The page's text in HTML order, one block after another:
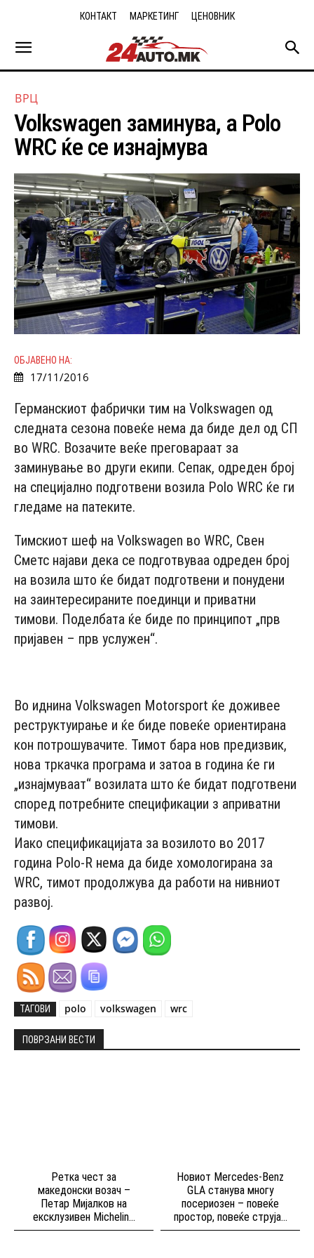
КОНТАКТ МАРКЕТИНГ ЦЕНОВНИК
ВРЦ
Volkswagen заминува, a Polo
WRC ќе се изнајмува
ОБЈАВЕНО НА:
17/11/2016
Германскиот фабрички тим на Volkswagen од
следната сезона повеќе нема да биде дел од СП
во WRC. Возачите веќе преговараат за
заминување во други екипи. Сепак, одреден број
на специјално подготвени возила Polo WRC ќе ги
гледаме на патеките.
Тимскиот шеф на Volkswagen во WRC, Свен
Сметс најави дека се подготвуваа одреден број
на возила што ќе бидат подготвени и понудени
на заинтересираните поединци и приватни
тимови. Поделбата ќе биде по принципот „прв
пријавен – прв услужен“.
Во иднина Volkswagen Motorsport ќе доживее
реструктуирање и ќе биде повеќе ориентирана
кон потрошувачите. Тимот бара нов предизвик,
нова тркачка програма и затоа в година ќе ги
„изнајмуваат“ возилата што ќе бидат подготвени
според потребните спецификации з априватни
тимови.
Иако спецификацијата за возилото во 2017
година Polo-R нема да биде хомологирана за
WRC, тимот продолжува да работи на нивниот
развој.
ТАГОВИ polo volkswagen wrc
ПОВРЗАНИ ВЕСТИ
Ретка чест за
македонски возач –
Петар Мијалков на
ексклузивен Michelin...
Новиот Mercedes-Benz
GLA станува многу
посериозен – повеќе
простор, повеќе струја...